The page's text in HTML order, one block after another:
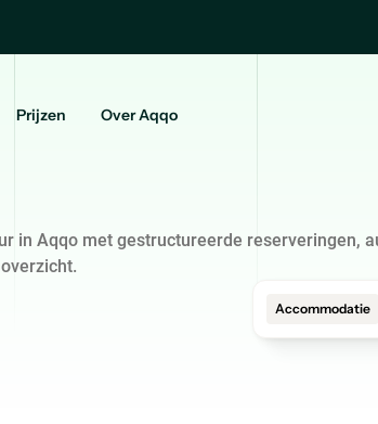
Prijzen Over Aqqo
in Aqqo met gestructureerde reserveringen,
Accommodatie